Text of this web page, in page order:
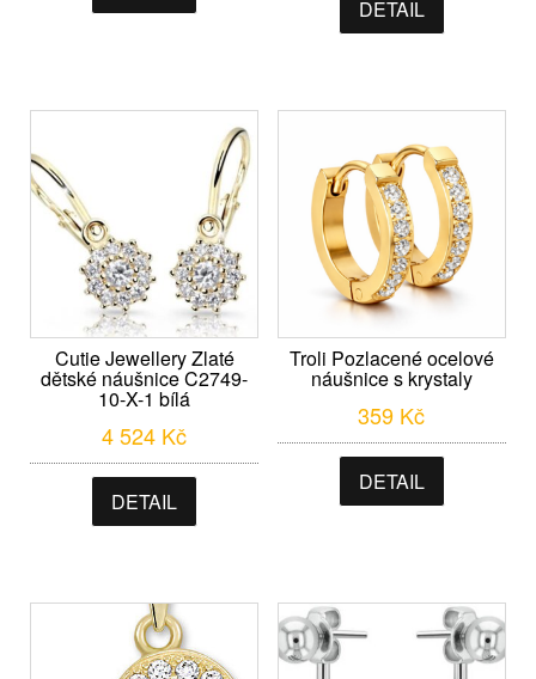
DETAIL
Cutie Jewellery Zlaté
dětské náušnice C2749-
10-X-1 bílá
4 524 Kč
DETAIL
Troli Pozlacené ocelové
náušnice s krystaly
359 Kč
DETAIL